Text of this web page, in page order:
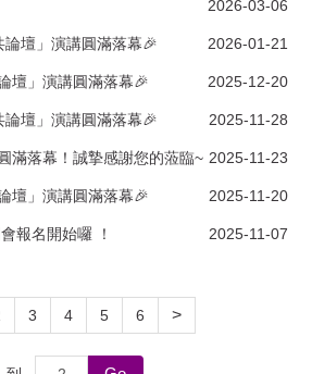
2026-03-06
壇」演講圓滿落幕🎉 2026-01-21
壇」演講圓滿落幕🎉 2025-12-20
壇」演講圓滿落幕🎉 2025-11-28
滿落幕！誠摯感謝您的蒞臨~ 2025-11-23
壇」演講圓滿落幕🎉 2025-11-20
報名開始囉 ！ 2025-11-07
3 4 5 6 >